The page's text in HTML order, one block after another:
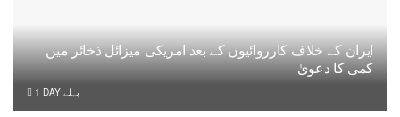
ایران کے خلاف کارروائیوں کے بعد امریکی میزائل ذخائر میں
کمی کا دعویٰ
1 DAY پہلے